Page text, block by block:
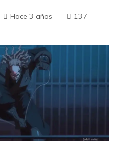
Hace 3 años 137